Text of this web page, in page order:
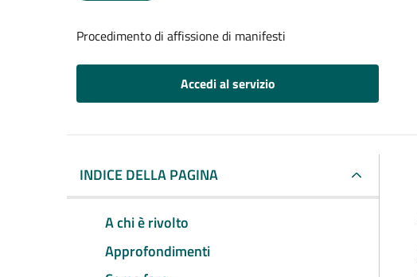
Procedimento di affissione di manifesti
Accedi al servizio
INDICE DELLA PAGINA
A chi è rivolto
Approfondimenti